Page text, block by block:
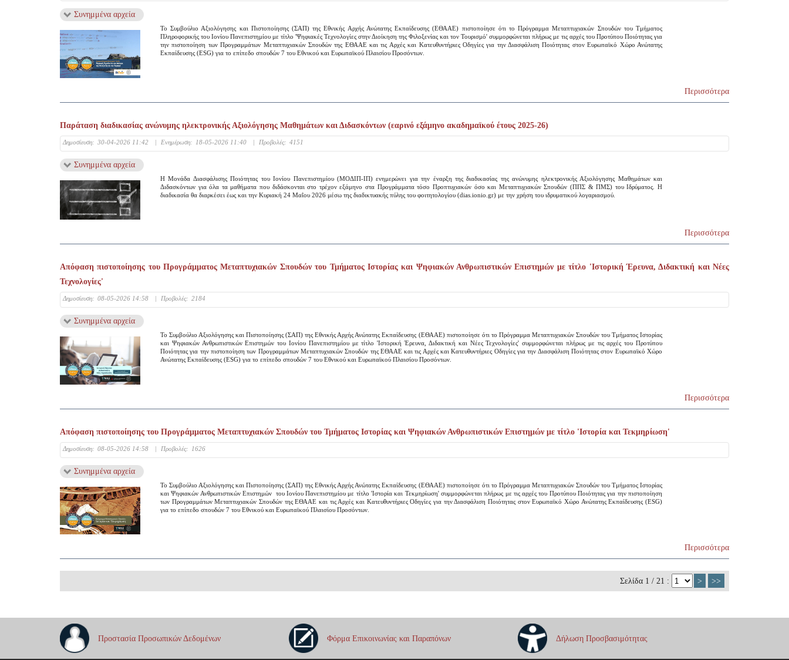
Συνημμένα αρχεία
Το Συμβούλιο Αξιολόγησης και Πιστοποίησης (ΣΑΠ) της Εθνικής Αρχής Ανώτατης Εκπαίδευσης (ΕΘΑΑΕ) πιστοποίησε ότι το Πρόγραμμα Μεταπτυχιακών Σπουδών του Τμήματος
Πληροφορικής του Ιονίου Πανεπιστημίου με τίτλο 'Ψηφιακές Τεχνολογίες στην Διοίκηση της Φιλοξενίας και τον Τουρισμό' συμμορφώνεται πλήρως με τις αρχές του Προτύπου Ποιότητας για
την πιστοποίηση των Προγραμμάτων Μεταπτυχιακών Σπουδών της ΕΘΑΑΕ και τις Αρχές και Κατευθυντήριες Οδηγίες για την Διασφάλιση Ποιότητας στον Ευρωπαϊκό Χώρο Ανώτατης
Εκπαίδευσης (ΕSG) για το επίπεδο σπουδών 7 του Εθνικού και Ευρωπαϊκού Πλαισίου Προσόντων.
Περισσότερα
Παράταση διαδικασίας ανώνυμης ηλεκτρονικής Αξιολόγησης Μαθημάτων και Διδασκόντων (εαρινό εξάμηνο ακαδημαϊκού έτους 2025-26)
Δημοσίευση: 30-04-2026 11:42 | Ενημέρωση: 18-05-2026 11:40 | Προβολές: 4151
Συνημμένα αρχεία
Η Μονάδα Διασφάλισης Ποιότητας του Ιονίου Πανεπιστημίου (ΜΟΔΙΠ-ΙΠ) ενημερώνει για την έναρξη της διαδικασίας της ανώνυμης ηλεκτρονικής Αξιολόγησης Μαθημάτων και
Διδασκόντων για όλα τα μαθήματα που διδάσκονται στο τρέχον εξάμηνο στα Προγράμματα τόσο Προπτυχιακών όσο και Μεταπτυχιακών Σπουδών (ΠΠΣ & ΠΜΣ) του Ιδρύματος. Η
διαδικασία θα διαρκέσει έως και την Κυριακή 24 Μαΐου 2026 μέσω της διαδικτυακής πύλης του φοιτητολογίου (dias.ionio.gr) με την χρήση του ιδρυματικού λογαριασμού.
Περισσότερα
Απόφαση πιστοποίησης του Προγράμματος Μεταπτυχιακών Σπουδών του Τμήματος Ιστορίας και Ψηφιακών Ανθρωπιστικών Επιστημών με τίτλο 'Ιστορική Έρευνα, Διδακτική και Νέες
Τεχνολογίες'
Δημοσίευση: 08-05-2026 14:58 | Προβολές: 2184
Συνημμένα αρχεία
Το Συμβούλιο Αξιολόγησης και Πιστοποίησης (ΣΑΠ) της Εθνικής Αρχής Ανώτατης Εκπαίδευσης (ΕΘΑΑΕ) πιστοποίησε ότι το Πρόγραμμα Μεταπτυχιακών Σπουδών του Τμήματος Ιστορίας
και Ψηφιακών Ανθρωπιστικών Επιστημών του Ιονίου Πανεπιστημίου με τίτλο 'Ιστορική Έρευνα, Διδακτική και Νέες Τεχνολογίες' συμμορφώνεται πλήρως με τις αρχές του Προτύπου
Ποιότητας για την πιστοποίηση των Προγραμμάτων Μεταπτυχιακών Σπουδών της ΕΘΑΑΕ και τις Αρχές και Κατευθυντήριες Οδηγίες για την Διασφάλιση Ποιότητας στον Ευρωπαϊκό Χώρο
Ανώτατης Εκπαίδευσης (ΕSG) για το επίπεδο σπουδών 7 του Εθνικού και Ευρωπαϊκού Πλαισίου Προσόντων.
Περισσότερα
Απόφαση πιστοποίησης του Προγράμματος Μεταπτυχιακών Σπουδών του Τμήματος Ιστορίας και Ψηφιακών Ανθρωπιστικών Επιστημών με τίτλο 'Ιστορία και Τεκμηρίωση'
Δημοσίευση: 08-05-2026 14:58 | Προβολές: 1626
Συνημμένα αρχεία
Το Συμβούλιο Αξιολόγησης και Πιστοποίησης (ΣΑΠ) της Εθνικής Αρχής Ανώτατης Εκπαίδευσης (ΕΘΑΑΕ) πιστοποίησε ότι το Πρόγραμμα Μεταπτυχιακών Σπουδών του Τμήματος Ιστορίας
και Ψηφιακών Ανθρωπιστικών Επιστημών του Ιονίου Πανεπιστημίου με τίτλο 'Ιστορία και Τεκμηρίωση' συμμορφώνεται πλήρως με τις αρχές του Προτύπου Ποιότητας για την πιστοποίηση
των Προγραμμάτων Μεταπτυχιακών Σπουδών της ΕΘΑΑΕ και τις Αρχές και Κατευθυντήριες Οδηγίες για την Διασφάλιση Ποιότητας στον Ευρωπαϊκό Χώρο Ανώτατης Εκπαίδευσης (ΕSG)
για το επίπεδο σπουδών 7 του Εθνικού και Ευρωπαϊκού Πλαισίου Προσόντων.
Περισσότερα
Σελίδα 1 / 21 : > >>
Προστασία Προσωπικών Δεδομένων Φόρμα Επικοινωνίας και Παραπόνων Δήλωση Προσβασιμότητας